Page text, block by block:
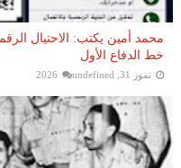
محمد أمين يكتب: الاحتيال
خط الدفاع الأول
تموز 31, 2026 undefined